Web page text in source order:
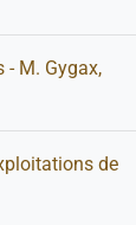
- M. Gygax,
de